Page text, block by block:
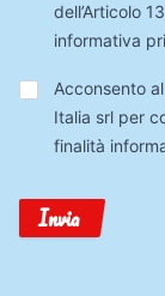
dell’Articolo
informativa
Trattamento
Dati
Acconsento
Italia srl per
finalità
Invia